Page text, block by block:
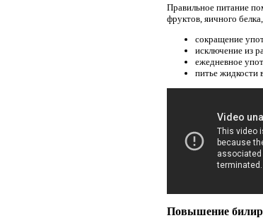
Правильное питание
фруктов, яичного
сокращение
исключение из
ежедневное
питье жидкости
Повышение